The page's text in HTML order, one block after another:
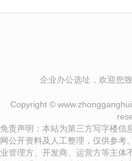
企业办公选址，欢迎您
Copyright ©
免责声明：本站为第三方写字楼信
网公开资料及人工整理，仅供参考
业管理方、开发商、运营方等主体